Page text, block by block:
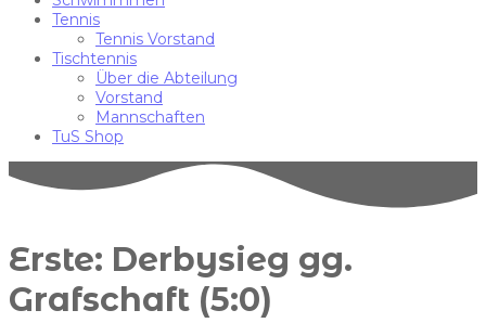
Tennis
Tennis Vorstand
Tischtennis
Über die Abteilung
Vorstand
Mannschaften
TuS Shop
Erste: Derbysieg gg.
Grafschaft (5:0)